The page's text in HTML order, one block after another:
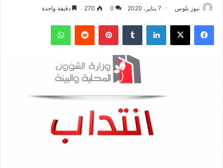
نيوز بلوس 7 يناير، 2020 0
270 دقيقة واحدة
فيسبوك X لينكدإن بينتيريست واتساب